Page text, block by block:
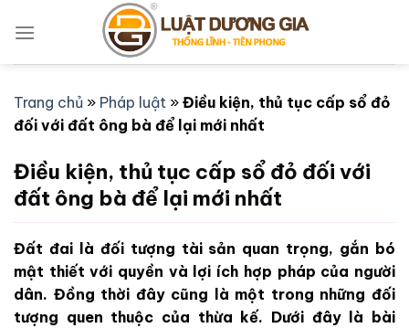
qua
Trang chủ » Pháp luật » Điều kiện, thủ tục cấp sổ đỏ
đối với đất ông bà để lại mới nhất
Điều kiện, thủ tục cấp sổ đỏ đối với
đất ông bà để lại mới nhất
Đất đai là đối tượng tài sản quan trọng, gắn bó
mật thiết với quyền và lợi ích hợp pháp của người
dân. Đồng thời đây cũng là một trong những đối
tượng quen thuộc của thừa kế. Dưới đây là bài